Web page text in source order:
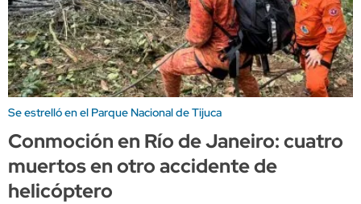
Se estrelló en el Parque Nacional de Tijuca
Conmoción en Río de Janeiro: cuatro
muertos en otro accidente de
helicóptero